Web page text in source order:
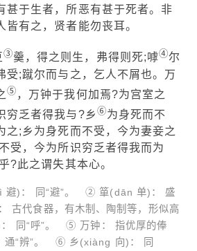
甚于生者，所恶有甚于死者。非
有之，贤者能勿丧耳。
③羹，得之则生，弗得则死;嘑④尔
受;蹴尔而与之，乞人不屑也。万
⑤ ，万钟于我何加焉?为宫室之
穷乏者得我与?乡 ⑥为身死而不
之;乡为身死而不受，今为妻妾之
受，今为所识穷乏者得我而为
?此之谓失其本心。
避)： 同“避”。 ② 箪(dān 单)： 盛
代食器，有木制、陶制等，形似高
同“呼”。 ⑤ 万钟： 指优厚的俸
通“辨”。 ⑥ 乡(xiàng 向)： 同